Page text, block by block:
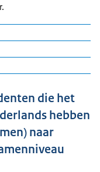
77%
77%
76%
die het
hebben
naar